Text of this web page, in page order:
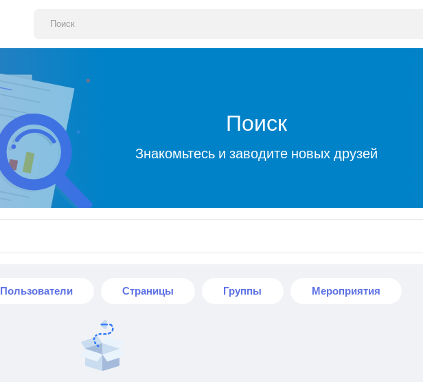
Поиск
Знакомьтесь и заводите новых друзей
Пользователи Страницы Группы Мероприятия